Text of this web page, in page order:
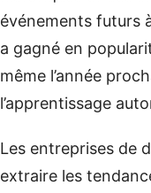
événements futurs
a gagné en
même l’année
l’apprentissage
Les entreprises de
extraire les